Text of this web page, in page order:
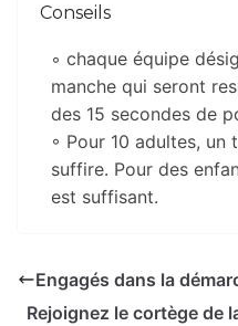
Conseils
◦ chaque équipe
manche qui seront
des 15 secondes de
◦ Pour 10 adultes,
suffire. Pour des
est suffisant.
Engagés dans la
Rejoignez le cortège de